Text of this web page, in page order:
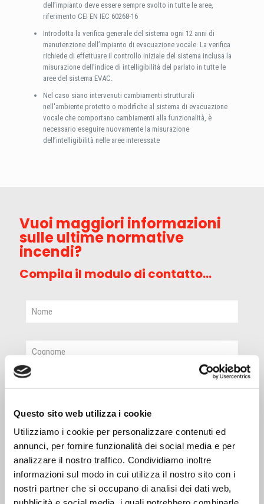
Questo sito web utilizza i cookie
Utilizziamo i cookie per personalizzare contenuti ed
annunci, per fornire funzionalità dei social media e per
analizzare il nostro traffico. Condividiamo inoltre
informazioni sul modo in cui utilizza il nostro sito con i
nostri partner che si occupano di analisi dei dati web,
dell’impianto deve essere sempre svolto in tutte le aree,
riferimento CEI EN IEC 60268-16
Introdotta la verifica generale del sistema ogni 12 anni di
manutenzione dell’impianto di evacuazione vocale. La verifica
richiede di effettuare il controllo iniziale del sistema inclusa la
misurazione dell’indice di intelligibilità del parlato in tutte le
aree del sistema EVAC.
Nel caso siano intervenuti cambiamenti strutturali
nell'ambiente protetto o modifiche al sistema di evacuazione
vocale che comportano cambiamenti alla funzionalità, è
necessario eseguire nuovamente la misurazione
dell’intelligibilità nelle aree interessate
Vuoi maggiori informazioni
sulle ultime normative
incendi?
Compila il modulo di contatto...